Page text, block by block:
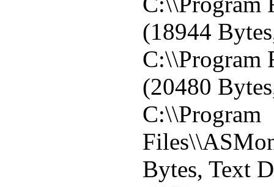
(18944
C:\\Program
(20480
C:\\Program
Bytes, Text